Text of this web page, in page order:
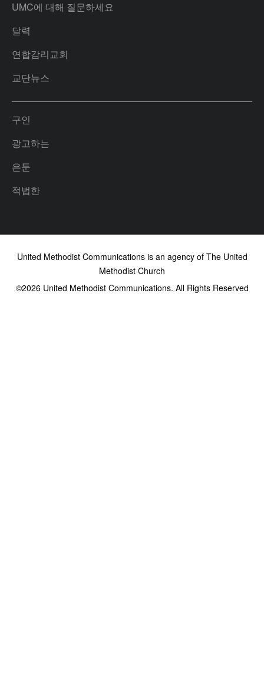
UMC에 대해 질문하세요
달력
연합감리교회
교단뉴스
구인
광고하는
은둔
적법한
United Methodist Communications is an agency of The United
Methodist Church
©2026United Methodist Communications. All Rights Reserved